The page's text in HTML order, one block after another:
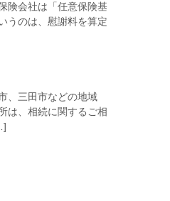
険会社は「任意保険基
うのは、慰謝料を算定
、三田市などの地域
は、相続に関するご相